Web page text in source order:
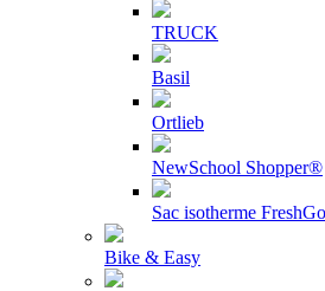
TRUCK
Basil
Ortlieb
NewSchool Shopper®
Sac isotherme
Bike & Easy